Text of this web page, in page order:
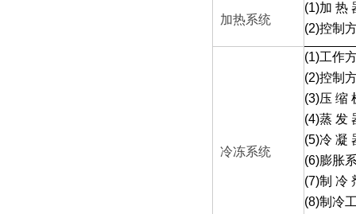
加热系统
(1)加 热
(2)控制
冷冻系统
(1)工作
(2)控制
(3)压 缩
(4)蒸 发
(5)冷 凝
(6)膨胀
(7)制 冷
(8)制冷